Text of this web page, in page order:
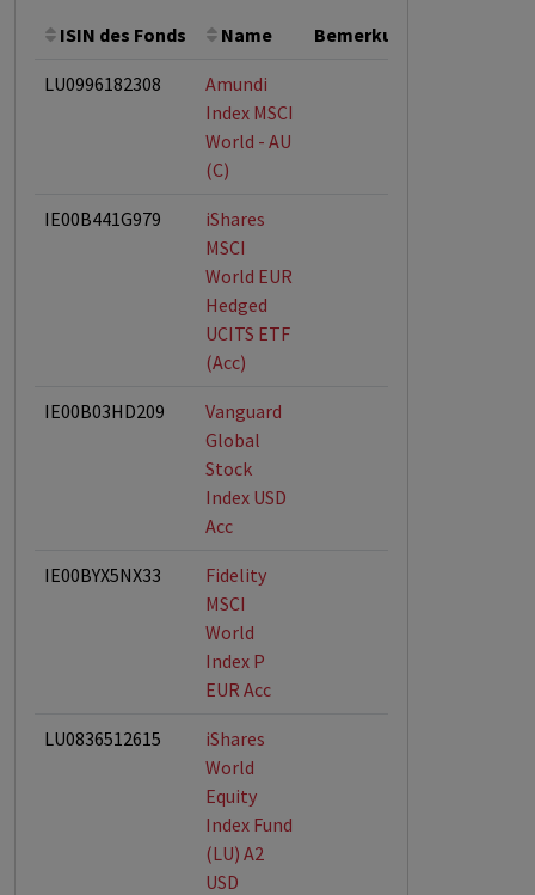
ISIN des Fonds Name Bemerkung
LU0996182308
Amundi
Index MSCI
World - AU
(C)
IE00B441G979
iShares
MSCI
World EUR
Hedged
UCITS ETF
(Acc)
IE00B03HD209
Vanguard
Global
Stock
Index USD
Acc
IE00BYX5NX33
Fidelity
MSCI
World
Index P
EUR Acc
LU0836512615
iShares
World
Equity
Index Fund
(LU) A2
USD